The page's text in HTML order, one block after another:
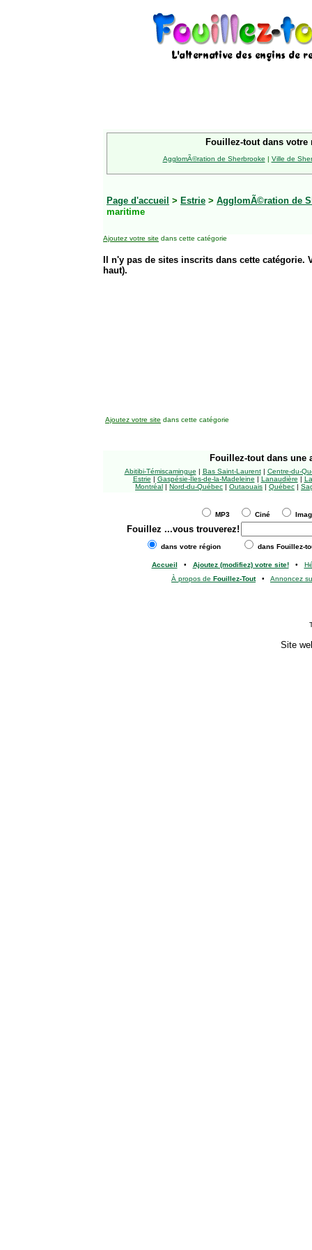
Fouillez-tout dans votre
AgglomÃ©ration de Sherbrooke | Ville de
Page d'accueil > Estrie > AgglomÃ©ration de
maritime
Ajoutez votre site dans cette catégorie
Il n'y pas de sites inscrits dans cette
haut).
Ajoutez votre site dans cette catégorie
Fouillez-tout dans une
Abitibi-Témiscamingue | Bas Saint-Laurent| Centre-du-
Estrie | Gaspésie-Îles-de-la-Madeleine | Lanaudière |
Montréal | Nord-du-Québec | Outaouais | Québec |
MP3 Ciné
Fouillez ...vous trouverez!
dans votre région dans Fouillez-
Accueil • Ajoutez (modifiez) votre site!•
À propos de Fouillez-Tout• Annoncez
Site